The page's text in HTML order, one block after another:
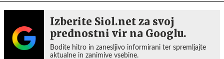
Izberite Siol.net za svoj
prednostni vir na Googlu.
Bodite hitro in zanesljivo informirani ter spremljajte
aktualne in zanimive vsebine.